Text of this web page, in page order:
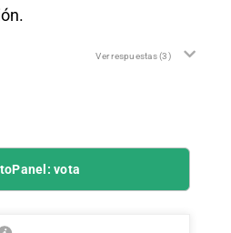
Ver respuestas(3)
vota